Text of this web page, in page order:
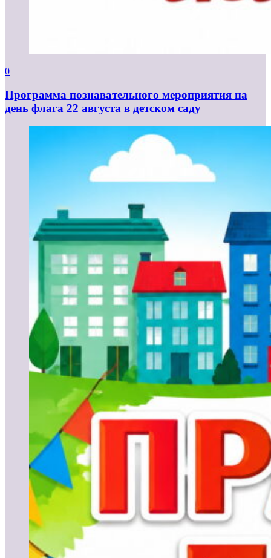
0
Программа познавательного мероприятия на
день флага 22 августа в детском саду